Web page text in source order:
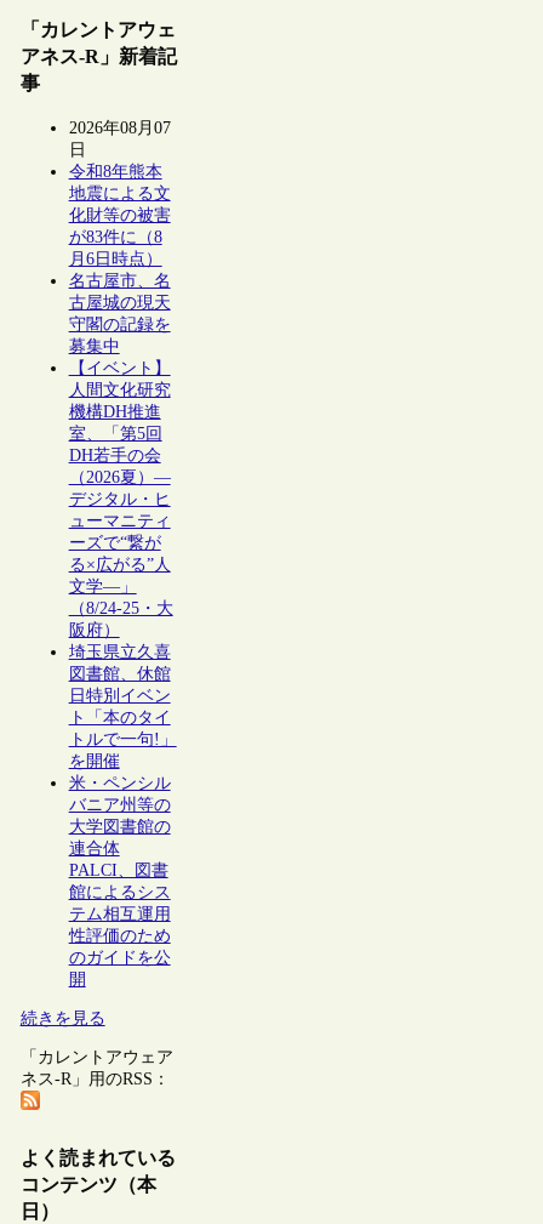
「カレントアウェ
アネス-R」新着記
事
2026年08月07
日
令和8年熊本
地震による文
化財等の被害
が83件に（8
月6日時点）
名古屋市、名
古屋城の現天
守閣の記録を
募集中
【イベント】
人間文化研究
機構DH推進
室、「第5回
DH若手の会
（2026夏）―
デジタル・ヒ
ューマニティ
ーズで“繋が
る×広がる”人
文学―」
（8/24-25・大
阪府）
埼玉県立久喜
図書館、休館
日特別イベン
ト「本のタイ
トルで一句!」
を開催
米・ペンシル
バニア州等の
大学図書館の
連合体
PALCI、図書
館によるシス
テム相互運用
性評価のため
のガイドを公
開
続きを見る
「カレントアウェア
ネス-R」用のRSS：
よく読まれている
コンテンツ（本
日）